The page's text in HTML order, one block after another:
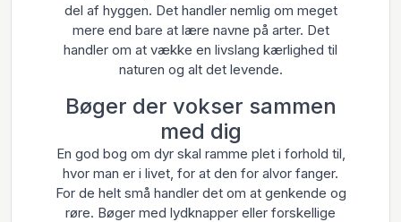
del af hyggen. Det handler nemlig om meget
mere end bare at lære navne på arter. Det
handler om at vække en livslang kærlighed til
naturen og alt det levende.
Bøger der vokser sammen
med dig
En god bog om dyr skal ramme plet i forhold til,
hvor man er i livet, for at den for alvor fanger.
For de helt små handler det om at genkende og
røre. Bøger med lydknapper eller forskellige